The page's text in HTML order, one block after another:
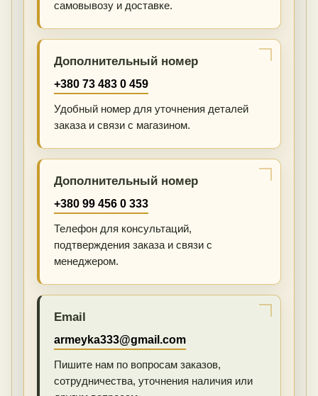
самовывозу и доставке.
Дополнительный номер
+380 73 483 0 459
Удобный номер для уточнения деталей
заказа и связи с магазином.
Дополнительный номер
+380 99 456 0 333
Телефон для консультаций,
подтверждения заказа и связи с
менеджером.
Email
armeyka333@gmail.com
Пишите нам по вопросам заказов,
сотрудничества, уточнения наличия или